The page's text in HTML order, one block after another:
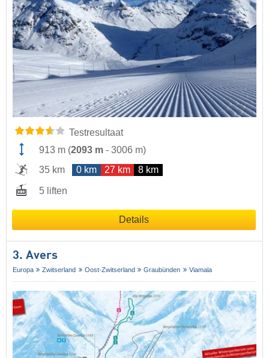
Testresultaat
913 m (2093 m - 3006 m)
35 km
0 km 27 km 8 km
5 liften
Details
3. Avers
Europa Zwitserland Oost-Zwitserland Graubünden Viamala